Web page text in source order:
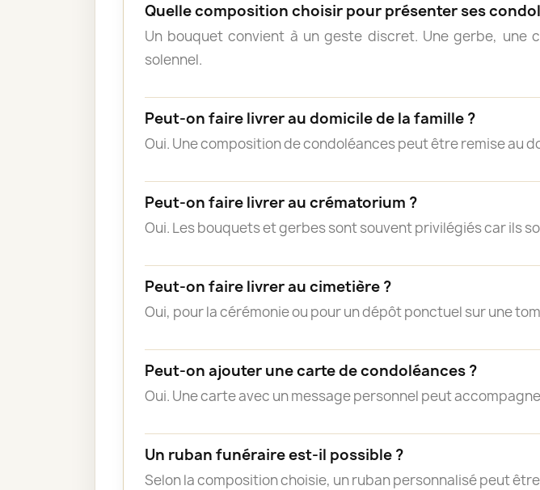
Quelle composition choisir pour présenter ses
Un bouquet convient à un geste discret. Une gerbe,
solennel.
Peut-on faire livrer au domicile de la famille ?
Oui. Une composition de condoléances peut être remise au
Peut-on faire livrer au crématorium ?
Oui. Les bouquets et gerbes sont souvent privilégiés car ils
Peut-on faire livrer au cimetière ?
Oui, pour la cérémonie ou pour un dépôt ponctuel sur une
Peut-on ajouter une carte de condoléances ?
Oui. Une carte avec un message personnel peut
Un ruban funéraire est-il possible ?
Selon la composition choisie, un ruban personnalisé peut